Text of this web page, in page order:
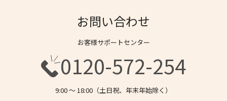
お問い合わせ
お客様サポートセンター
0120-572-254
9:00 〜 18:00（土日祝、年末年始除く）